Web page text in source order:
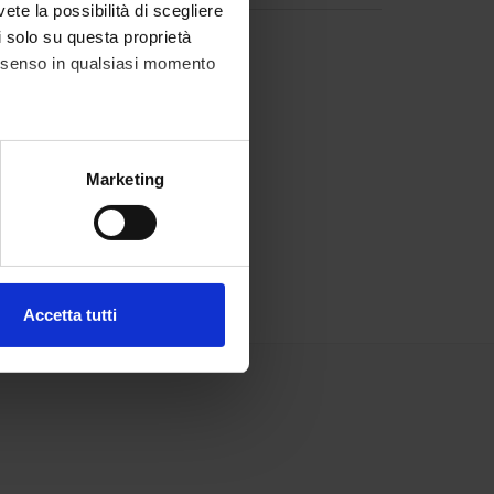
la possibilità di scegliere
su questa proprietà
in qualsiasi momento
metro,Marketing
Accetta tutti